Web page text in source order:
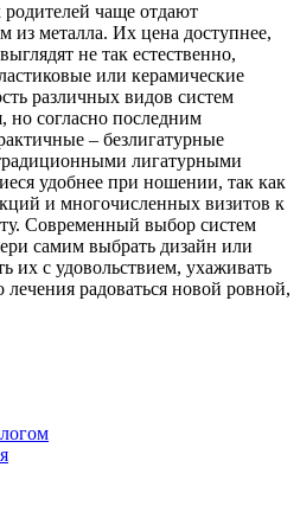
чаще отдают
из металла. Их цена доступнее,
не так естественно,
или керамические
различных видов систем
но согласно последним
– безлигатурные
лигатурными
удобнее при ношении, так как
и многочисленных визитов к
Современный выбор систем
самим выбрать дизайн или
их с удовольствием, ухаживать
радоваться новой ровной,